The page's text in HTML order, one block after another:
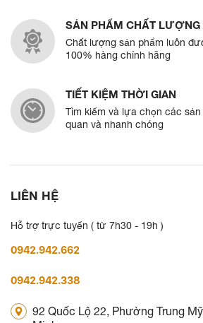
SẢN PHẨM CHẤT LƯỢNG
Chất lượng sản phẩm luôn
100% hàng chính hãng
TIẾT KIỆM THỜI GIAN
Tìm kiếm và lựa chọn các
quan và nhanh chóng
LIÊN HỆ
Hỗ trợ trực tuyến ( từ 7h30 - 19h )
0942.942.662
0942.942.338
92 Quốc Lộ 22, Phường Trung